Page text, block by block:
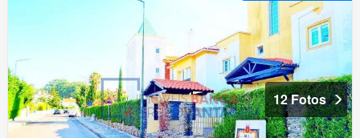
12 Fotos